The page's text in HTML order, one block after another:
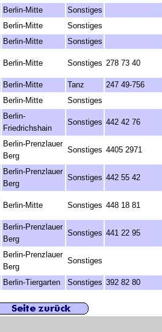
Berlin-Mitte
Sonstiges
Berlin-Mitte
Sonstiges
Berlin-Mitte Sonstiges
Berlin-Mitte Sonstiges 278 73 40
Berlin-Mitte Tanz
247 49-756
Berlin-Mitte Sonstiges
Berlin-
Friedrichshain
Sonstiges 442 42 76
Berlin-Prenzlauer
Berg
Sonstiges 4405 2971
Berlin-Prenzlauer
Berg
Sonstiges 442 55 42
Berlin-Mitte Sonstiges 448 18 81
Berlin-Prenzlauer
Berg
Sonstiges 441 22 95
Berlin-Prenzlauer
Berg
Sonstiges
Berlin-Tiergarten Sonstiges 392 82 80